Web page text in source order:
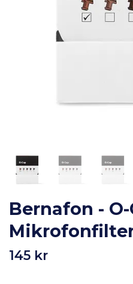
Bernafon - O-
145 kr